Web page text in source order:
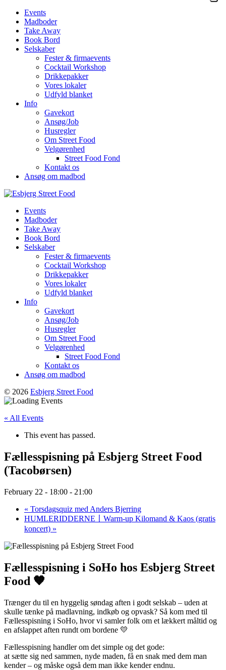
Events
Madboder
Take Away
Book Bord
Selskaber
Fester & firmaevents
Cocktail Workshop
Drikkepakker
Vores lokaler
Udfyld blanket
Info
Gavekort
Ansøg/Job
Husregler
Om Street Food
Velgørenhed
Street Food Fond
Kontakt os
Ansøg om madbod
Events
Madboder
Take Away
Book Bord
Selskaber
Fester & firmaevents
Cocktail Workshop
Drikkepakker
Vores lokaler
Udfyld blanket
Info
Gavekort
Ansøg/Job
Husregler
Om Street Food
Velgørenhed
Street Food Fond
Kontakt os
Ansøg om madbod
© 2026 Esbjerg Street Food
« All Events
This event has passed.
Fællesspisning på Esbjerg Street Food
(Tacobørsen)
February 22 - 18:00 - 21:00
« Torsdagsquiz med Anders Bjerring
HUMLERIDDERNE〡Warm-up Kilomand & Kaos (gratis
koncert) »
Fællesspisning i SoHo hos Esbjerg Street
Food 🧡
Trænger du til en hyggelig søndag aften i godt selskab – uden at
skulle tænke på madlavning, indkøb og opvask? Så kom med til
Fællesspisning i SoHo, hvor vi samler folk om et lækkert måltid og
en afslappet aften rundt om bordene 💛
Fællesspisning handler om det simple og det gode:
at sætte sig ned sammen, nyde maden, få en snak med dem man
kender – og måske også dem man ikke kender endnu.